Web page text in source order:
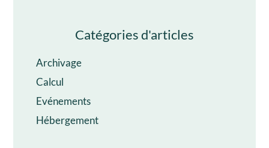
Catégories d'articles
Archivage
Calcul
Evénements
Hébergement